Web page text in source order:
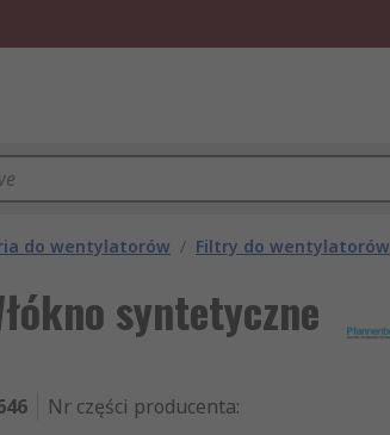
do wentylatorów / Filtry do wentylatorów
syntetyczne
Nr części producenta: